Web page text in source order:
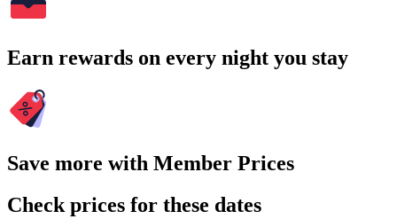
Earn rewards on every night you stay
Save more with Member Prices
Check prices for these dates